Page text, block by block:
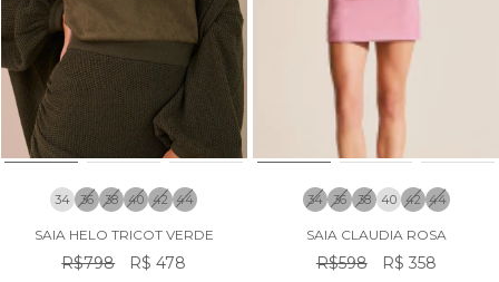
34 36 38 40 42 44
SAIA HELO TRICOT VERDE
R$798 R$ 478
34 36 38 40 42 44
SAIA CLAUDIA ROSA
R$598 R$ 358